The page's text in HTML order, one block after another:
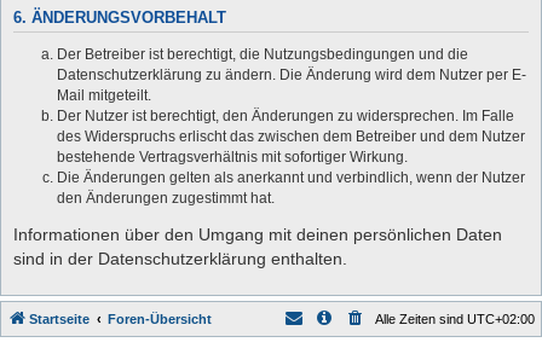
6. ÄNDERUNGSVORBEHALT
Der Betreiber ist berechtigt, die Nutzungsbedingungen und die
Datenschutzerklärung zu ändern. Die Änderung wird dem Nutzer per E-
Mail mitgeteilt.
Der Nutzer ist berechtigt, den Änderungen zu widersprechen. Im Falle
des Widerspruchs erlischt das zwischen dem Betreiber und dem Nutzer
bestehende Vertragsverhältnis mit sofortiger Wirkung.
Die Änderungen gelten als anerkannt und verbindlich, wenn der Nutzer
den Änderungen zugestimmt hat.
Informationen über den Umgang mit deinen persönlichen Daten
sind in der Datenschutzerklärung enthalten.
Startseite Foren-Übersicht Alle Zeiten sind UTC+02:00